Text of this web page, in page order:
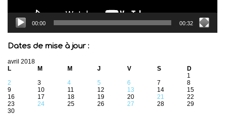
00:00 00:32
Dates de mise à jour :
avril 2018
L
M M J V S
D
1
2
3 4 5 6 7
8
9
10 11 12 13 14
15
16
17 18 19 20 21
22
23
24 25 26 27 28
29
30